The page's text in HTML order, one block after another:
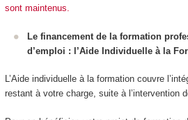
sont maintenus.
Le financement de la formation
d’emploi : l’Aide Individuelle à la
L’Aide individuelle à la formation couvre
restant à votre charge, suite à l’intervention